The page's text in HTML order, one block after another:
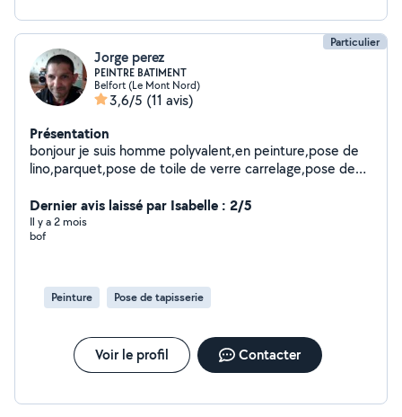
Particulier
Jorge perez
PEINTRE BATIMENT
Belfort (Le Mont Nord)
3,6/5 (11 avis)
Présentation
bonjour je suis homme polyvalent,en peinture,pose de
lino,parquet,pose de toile de verre carrelage,pose de
la pose de placo et la pose de bande
Dernier avis laissé par Isabelle : 2/5
Il y a 2 mois
bof
Peinture Pose de tapisserie
Voir le profil Contacter